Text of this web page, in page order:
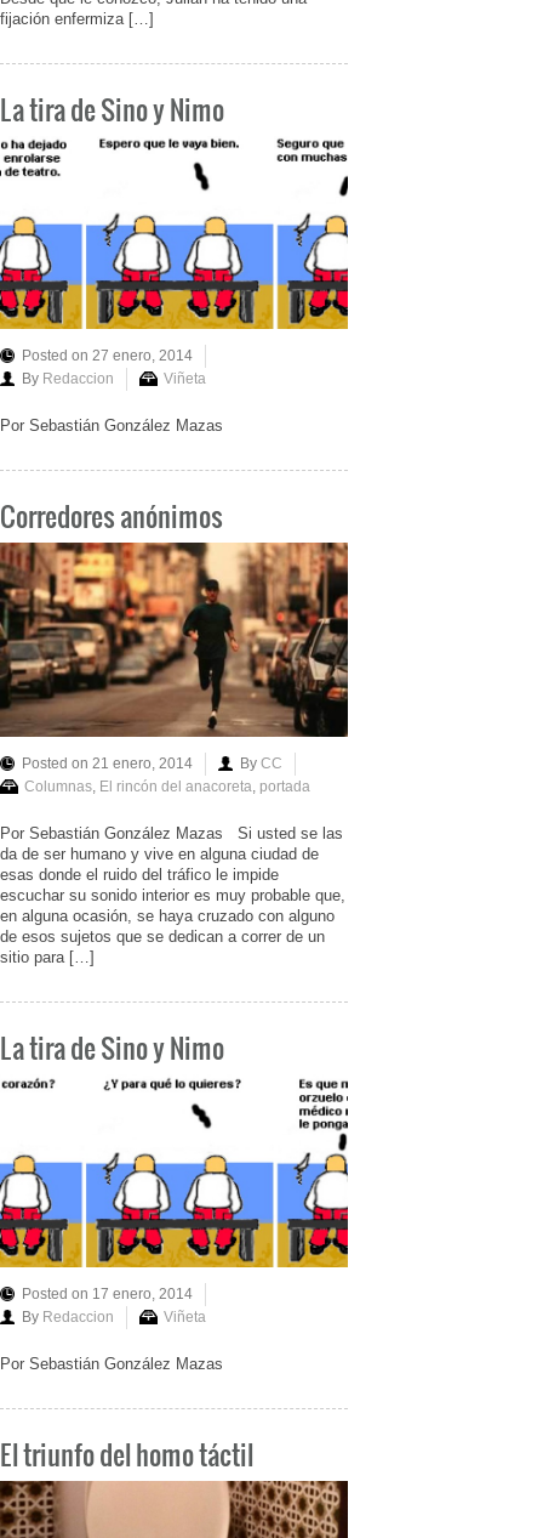
fijación enfermiza […]
La tira de Sino y Nimo
Posted on 27 enero, 2014
By Redaccion Viñeta
Por Sebastián González Mazas
Corredores anónimos
Posted on 21 enero, 2014 By CC
Columnas El rincón del anacoreta portada
Por Sebastián González Mazas Si usted se las
da de ser humano y vive en alguna ciudad de
esas donde el ruido del tráfico le impide
escuchar su sonido interior es muy probable que,
en alguna ocasión, se haya cruzado con alguno
de esos sujetos que se dedican a correr de un
sitio para […]
La tira de Sino y Nimo
Posted on 17 enero, 2014
By Redaccion Viñeta
Por Sebastián González Mazas
El triunfo del homo táctil